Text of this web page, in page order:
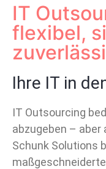
IT
flexibel,
Ihre IT in
IT Outsourcing
abzugeben – aber
Schunk Solutions